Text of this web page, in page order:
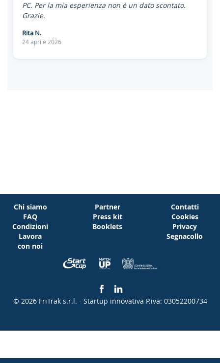
PC. Per la mia esperienza non è un dato scontato.
Grazie.
Rita N.
24 aprile 2026
Chi siamo
FAQ
Condizioni
Lavora
con noi
Partner
Press kit
Booklets
Contatti
Cookies
Privacy
Segnacollo
© 2026 FriTrak s.r.l. - Startup innovativa P.iva: 03052200734